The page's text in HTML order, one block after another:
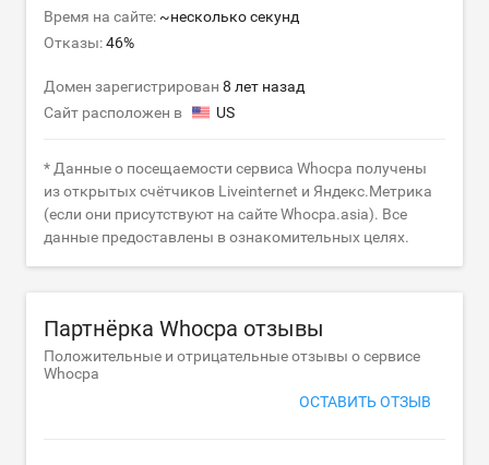
Партнёрка Whocpa отзывы
Положительные и отрицательные отзывы о сервисе
Whocpa
ОСТАВИТЬ ОТЗЫВ
Время на сайте: ~несколько секунд
Отказы:46%
Домен зарегистрирован 8 лет назад
Сайт расположен в
US
* Данные о посещаемости сервиса Whocpa получены
из открытых счётчиков Liveinternet и Яндекс.Метрика
(если они присутствуют на сайте Whocpa.asia). Все
данные предоставлены в ознакомительных целях.